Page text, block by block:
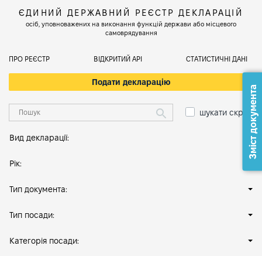
ЄДИНИЙ ДЕРЖАВНИЙ РЕЄСТР ДЕКЛАРАЦІЙ
осіб, уповноважених на виконання функцій держави або місцевого
самоврядування
ПРО РЕЄСТР ВІДКРИТИЙ АРІ СТАТИСТИЧНІ ДАНІ
Подати декларацію
шукати скрізь
Вид декларації:
Рік:
Тип документа:
Тип посади:
Категорія посади:
Зміст документа